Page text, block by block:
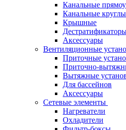
Канальные
Канальные
Крышные
Аксессуары
Вентиляционные
Приточные
Приточно-
Вытяжные
Для бассейнов
Аксессуары
Сетевые элементы
Нагреватели
Охладители